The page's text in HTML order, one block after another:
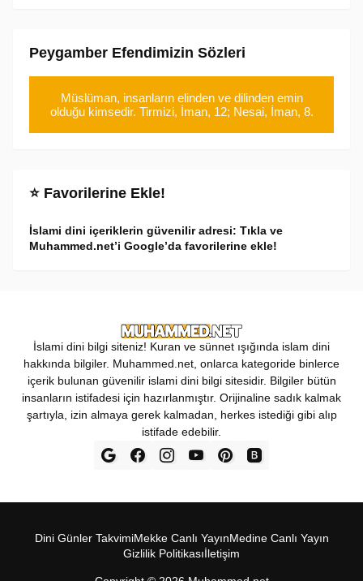
Peygamber Efendimizin Sözleri
Müslüman, insanların elinden ve dilinden emin
olduğu kimsedir. Tirmizi, İman, 12; Nesai, İman, 8.
⭐ Favorilerine Ekle!
İslami dini içeriklerin güvenilir adresi: Tıkla ve
Muhammed.net’i Google’da favorilerine ekle!
İslami dini bilgi siteniz! Kuran ve sünnet ışığında islam dini
hakkında bilgiler. Muhammed.net, onlarca kategoride binlerce
içerik bulunan güvenilir islami dini bilgi sitesidir. Bilgiler bütün
insanların istifadesi için hazırlanmıştır. Orijinaline sadık kalmak
şartıyla, izin almaya gerek kalmadan, herkes istediği gibi alıp
istifade edebilir.
Dini Günler TakvimiMekke Canl‎ı Yay‎ınMedine Canl‎ı Yayı‎n
Gizlilik Politikas‎ıİletişim